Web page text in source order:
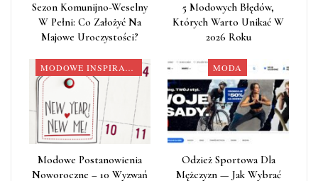
Sezon Komunijno-Weselny
W Pełni: Co Założyć Na
Majowe Uroczystości?
5 Modowych Błędów,
Których Warto Unikać W
2026 Roku
Modowe Postanowienia
Noworoczne – 10 Wyzwań
MODA
Odzież Sportowa Dla
Mężczyzn — Jak Wybrać